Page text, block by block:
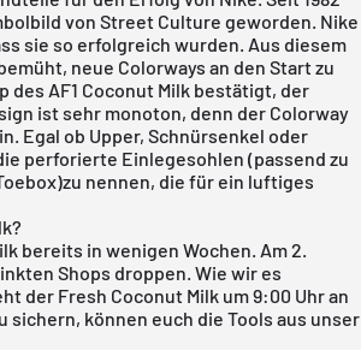
von Street Culture geworden. Nike
sie so erfolgreich wurden. Aus diesem
neue Colorways an den Start zu
des AF1 Coconut Milk bestätigt, der
ist sehr monoton, denn der Colorway
Egal ob Upper, Schnürsenkel oder
perforierte Einlegesohlen (passend zu
nennen, die für ein luftiges
bereits in wenigen Wochen. Am 2.
Shops droppen. Wie wir es
der Fresh Coconut Milk um 9:00 Uhr an
sichern, können euch die Tools aus unser